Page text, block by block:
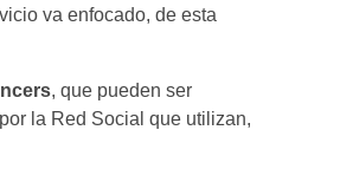
va enfocado, de esta
, que pueden ser
la Red Social que utilizan,